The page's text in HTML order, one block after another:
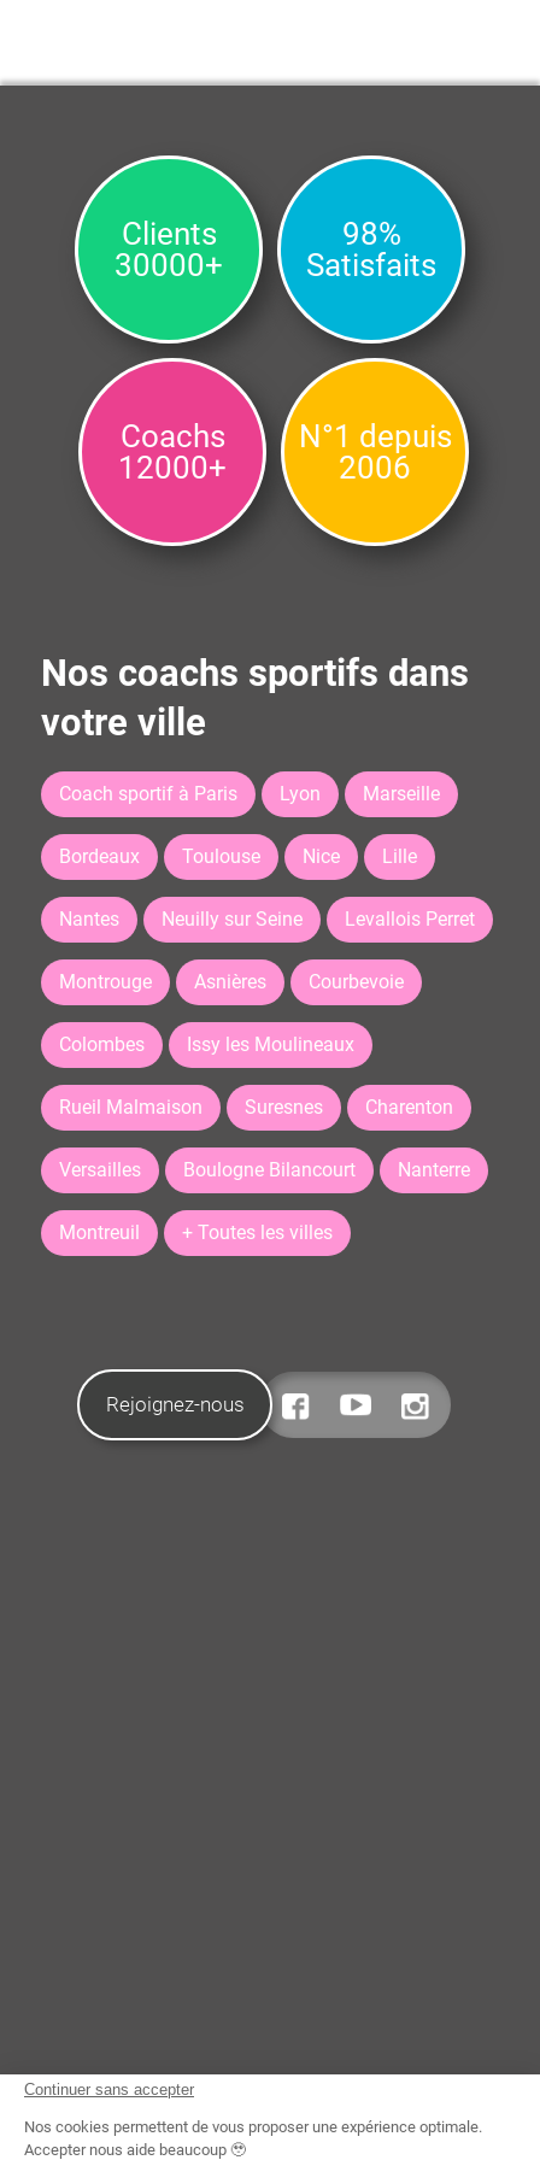
Clients
30000+
98%
Satisfaits
Coachs
12000+
N°1 depuis
2006
Nos coachs sportifs dans
votre ville
Coach sportif à Paris Lyon Marseille
Bordeaux Toulouse Nice Lille
Nantes Neuilly sur Seine Levallois Perret
Montrouge Asnières Courbevoie
Colombes Issy les Moulineaux
Rueil Malmaison Suresnes Charenton
Versailles Boulogne Bilancourt Nanterre
Montreuil + Toutes les villes
Rejoignez-nous
Continuer sans accepter
Nos cookies permettent de vous proposer une expérience optimale.
Accepter nous aide beaucoup 🥹